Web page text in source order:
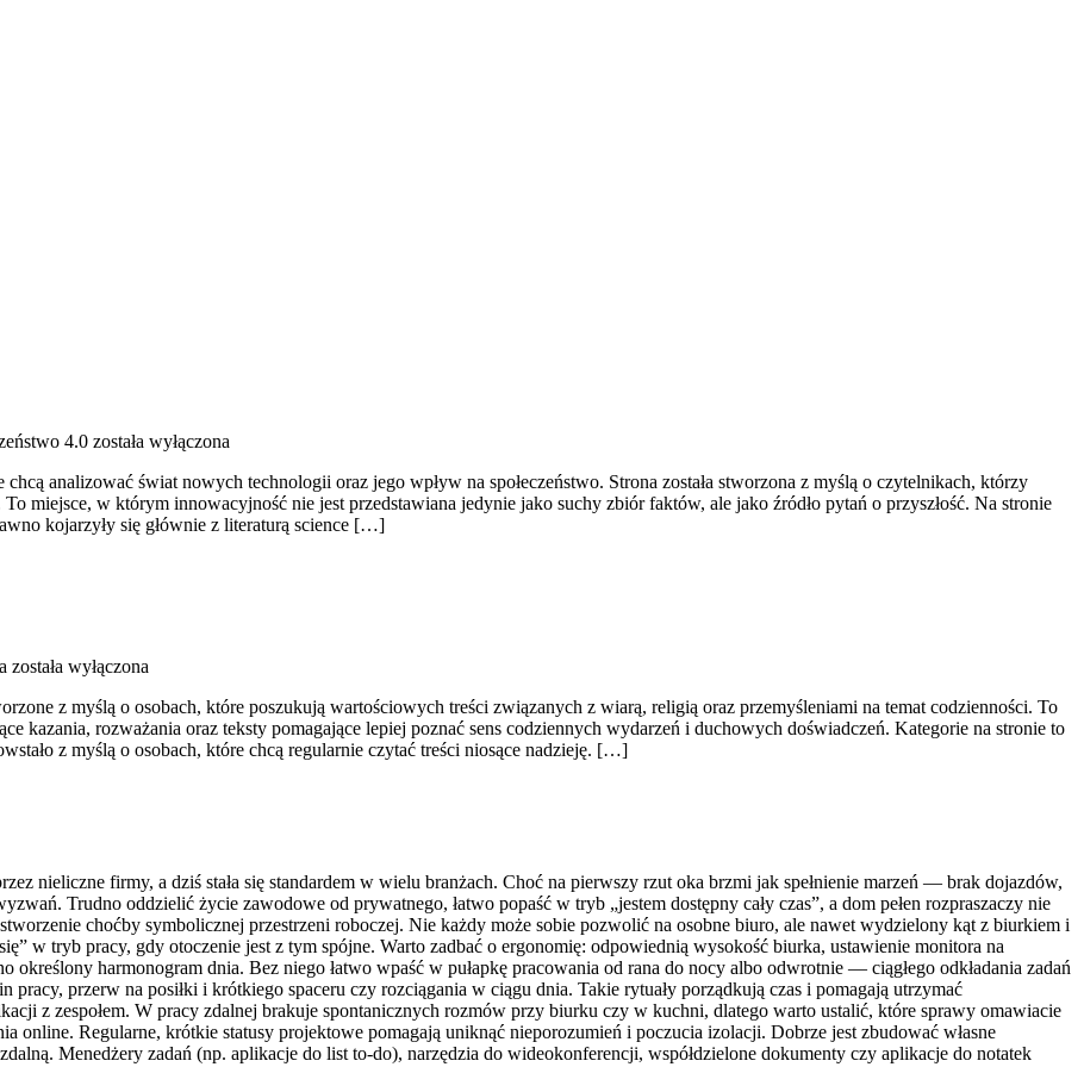
4.0 została wyłączona
analizować świat nowych technologii oraz jego wpływ na społeczeństwo. Strona została stworzona z myślą o czytelnikach, którzy
miejsce, w którym innowacyjność nie jest przedstawiana jedynie jako suchy zbiór faktów, ale jako źródło pytań o przyszłość. Na stronie
kojarzyły się głównie z literaturą science […]
została wyłączona
z myślą o osobach, które poszukują wartościowych treści związanych z wiarą, religią oraz przemyśleniami na temat codzienności. To
kazania, rozważania oraz teksty pomagające lepiej poznać sens codziennych wydarzeń i duchowych doświadczeń. Kategorie na stronie to
z myślą o osobach, które chcą regularnie czytać treści niosące nadzieję. […]
nieliczne firmy, a dziś stała się standardem w wielu branżach. Choć na pierwszy rzut oka brzmi jak spełnienie marzeń — brak dojazdów,
Trudno oddzielić życie zawodowe od prywatnego, łatwo popaść w tryb „jestem dostępny cały czas”, a dom pełen rozpraszaczy nie
choćby symbolicznej przestrzeni roboczej. Nie każdy może sobie pozwolić na osobne biuro, ale nawet wydzielony kąt z biurkiem i
w tryb pracy, gdy otoczenie jest z tym spójne. Warto zadbać o ergonomię: odpowiednią wysokość biurka, ustawienie monitora na
określony harmonogram dnia. Bez niego łatwo wpaść w pułapkę pracowania od rana do nocy albo odwrotnie — ciągłego odkładania zadań
pracy, przerw na posiłki i krótkiego spaceru czy rozciągania w ciągu dnia. Takie rytuały porządkują czas i pomagają utrzymać
z zespołem. W pracy zdalnej brakuje spontanicznych rozmów przy biurku czy w kuchni, dlatego warto ustalić, które sprawy omawiacie
online. Regularne, krótkie statusy projektowe pomagają uniknąć nieporozumień i poczucia izolacji. Dobrze jest zbudować własne
Menedżery zadań (np. aplikacje do list to-do), narzędzia do wideokonferencji, współdzielone dokumenty czy aplikacje do notatek